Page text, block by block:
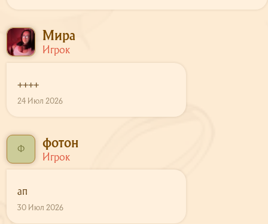
Мира
Игрок
++++
24 Июл 2026
Ф фотон
Игрок
ап
30 Июл 2026